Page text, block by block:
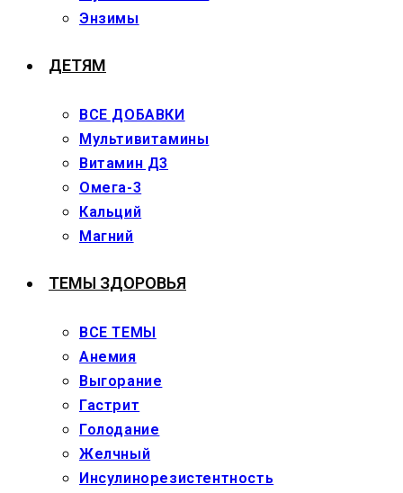
Энзимы
ДЕТЯМ
ВСЕ ДОБАВКИ
Мультивитамины
Витамин Д3
Омега-3
Кальций
Магний
ТЕМЫ ЗДОРОВЬЯ
ВСЕ ТЕМЫ
Анемия
Выгорание
Гастрит
Голодание
Желчный
Инсулинорезистентность